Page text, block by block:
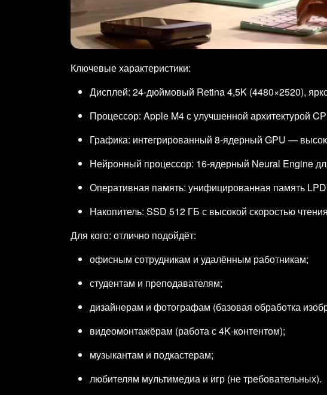
Ключевые характеристики:
Дисплей: 24‑дюймовый Retina 4,5K (4480×2520),
Процессор: Apple M4 с улучшенной архитектурой
Графика: интегрированный 8‑ядерный GPU —
Нейронный процессор: 16‑ядерный Neural Engine
Оперативная память: унифицированная память
Накопитель: SSD 512 ГБ с высокой скоростью
Для кого: отлично подойдёт:
офисным сотрудникам и удалённым работникам;
студентам и преподавателям;
дизайнерам и фотографам (базовая обработка
видеомонтажёрам (работа с 4K‑контентом);
музыкантам и подкастерам;
любителям мультимедиа и игр (не требовательных).